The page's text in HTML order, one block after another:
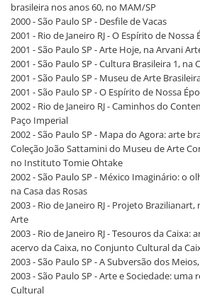
brasileira nos anos 60, no MAM/SP
2000 - São Paulo SP - Desfile de Vacas
2001 - Rio de Janeiro RJ - O Espírito de Nossa
2001 - São Paulo SP - Arte Hoje, na Arvani
2001 - São Paulo SP - Cultura Brasileira 1, na
2001 - São Paulo SP - Museu de Arte
2001 - São Paulo SP - O Espírito de Nossa
2002 - Rio de Janeiro RJ - Caminhos do
Paço Imperial
2002 - São Paulo SP - Mapa do Agora: arte
Coleção João Sattamini do Museu de Arte
no Instituto Tomie Ohtake
2002 - São Paulo SP - México Imaginário: o
na Casa das Rosas
2003 - Rio de Janeiro RJ - Projeto
Arte
2003 - Rio de Janeiro RJ - Tesouros da
acervo da Caixa, no Conjunto Cultural da
2003 - São Paulo SP - A Subversão dos
2003 - São Paulo SP - Arte e Sociedade:
Cultural